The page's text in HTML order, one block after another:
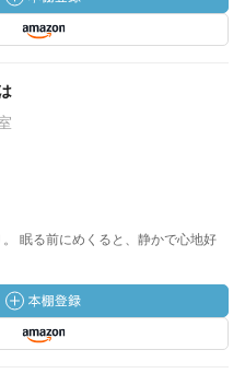
眠る前にめくると、静かで心地好